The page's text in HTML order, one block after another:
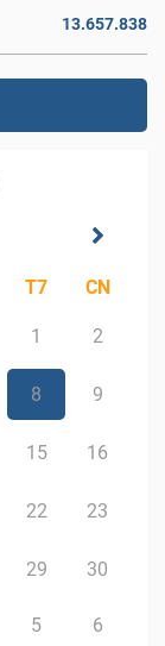
13.657.838
T7 CN
1 2
8 9
15 16
22 23
29 30
5 6